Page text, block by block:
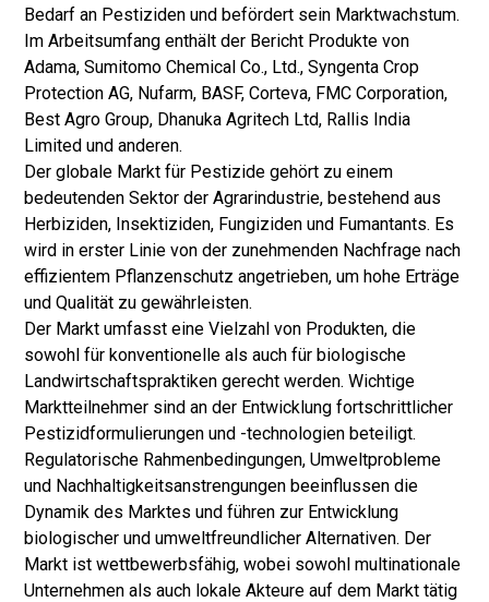
Bedarf an Pestiziden und befördert sein Marktwachstum.
Im Arbeitsumfang enthält der Bericht Produkte von
Adama, Sumitomo Chemical Co., Ltd., Syngenta Crop
Protection AG, Nufarm, BASF, Corteva, FMC Corporation,
Best Agro Group, Dhanuka Agritech Ltd, Rallis India
Limited und anderen.
Der globale Markt für Pestizide gehört zu einem
bedeutenden Sektor der Agrarindustrie, bestehend aus
Herbiziden, Insektiziden, Fungiziden und Fumantants. Es
wird in erster Linie von der zunehmenden Nachfrage nach
effizientem Pflanzenschutz angetrieben, um hohe Erträge
und Qualität zu gewährleisten.
Der Markt umfasst eine Vielzahl von Produkten, die
sowohl für konventionelle als auch für biologische
Landwirtschaftspraktiken gerecht werden. Wichtige
Marktteilnehmer sind an der Entwicklung fortschrittlicher
Pestizidformulierungen und -technologien beteiligt.
Regulatorische Rahmenbedingungen, Umweltprobleme
und Nachhaltigkeitsanstrengungen beeinflussen die
Dynamik des Marktes und führen zur Entwicklung
biologischer und umweltfreundlicher Alternativen. Der
Markt ist wettbewerbsfähig, wobei sowohl multinationale
Unternehmen als auch lokale Akteure auf dem Markt tätig